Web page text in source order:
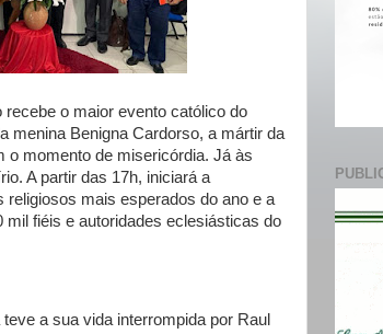
o maior evento católico do
menina Benigna Cardorso, a mártir da
o momento de misericórdia. Já às
A partir das 17h, iniciará a
mais esperados do ano e a
fiéis e autoridades eclesiásticas do
a sua vida interrompida por Raul